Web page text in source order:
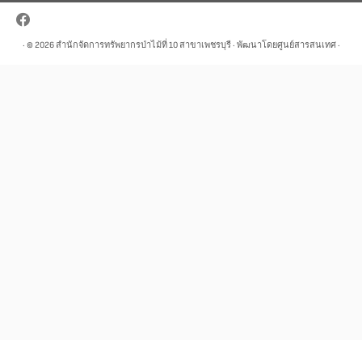
· © 2026สำนักจัดการทรัพยากรป่าไม้ที่ 10 สาขาเพชรบุรี· พัฒนาโดยศูนย์สารสนเทศ ·